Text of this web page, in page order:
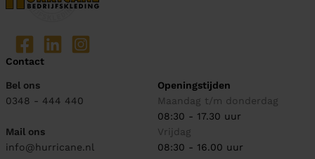
Contact
Bel ons
0348 - 444 440
Mail ons
info@hurricane.nl
Openingstijden
Maandag t/m donderdag
08:30 - 17.30 uur
Vrijdag
08:30 - 16.00 uur